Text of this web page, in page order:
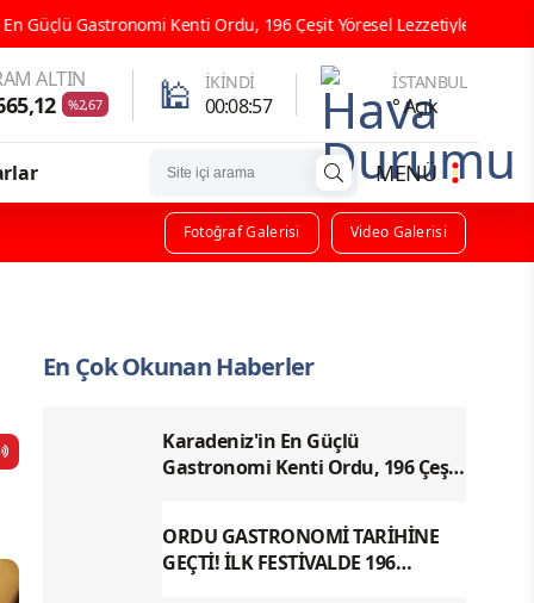
Kenti Ordu, 196 Çeşit Yöresel Lezzetiyle UNESCO Yolunda Emin
ALTIN
%2,67 🕌 İKINDI
00:08:56
İSTANBUL
° Açık
MENÜ
Fotoğraf Galerisi Video Galerisi
En Çok Okunan Haberler
Karadeniz'in En Güçlü
Gastronomi Kenti Ordu, 196 Çeşit
Yolunda Emin Adımlarla İlerliyor
ORDU GASTRONOMİ TARİHİNE
GEÇTİ! İLK FESTİVALDE 196